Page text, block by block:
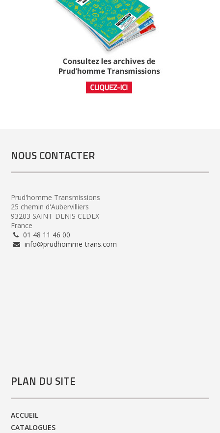
NOUS CONTACTER
Prud'homme Transmissions
25 chemin d'Aubervilliers
93203 SAINT-DENIS CEDEX
France
01 48 11 46 00
info@prudhomme-trans.com
PLAN DU SITE
ACCUEIL
CATALOGUES